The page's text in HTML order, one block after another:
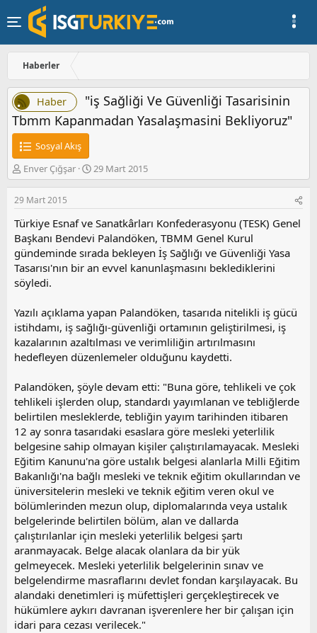
Haberler
Haber
"iş Sağliği Ve Güvenliği Tasarisinin
Tbmm Kapanmadan Yasalaşmasini Bekliyoruz"
Sosyal Akış
K
o
u
y
u
b
a
ş
l
t
a
n
Enver Çığşar
B
a
l
a
n
g
ı
ç
r
i
h
i
29 Mart 2015
29 Mart 2015
Türkiye Esnaf ve Sanatkârları Konfederasyonu (TESK) Genel
Başkanı Bendevi Palandöken, TBMM Genel Kurul
gündeminde sırada bekleyen İş Sağlığı ve Güvenliği Yasa
Tasarısı'nın bir an evvel kanunlaşmasını beklediklerini
söyledi.
Yazılı açıklama yapan Palandöken, tasarıda nitelikli iş gücü
istihdamı, iş sağlığı-güvenliği ortamının geliştirilmesi, iş
kazalarının azaltılması ve verimliliğin artırılmasını
hedefleyen düzenlemeler olduğunu kaydetti.
Palandöken, şöyle devam etti: "Buna göre, tehlikeli ve çok
tehlikeli işlerden olup, standardı yayımlanan ve tebliğlerde
belirtilen mesleklerde, tebliğin yayım tarihinden itibaren
12 ay sonra tasarıdaki esaslara göre mesleki yeterlilik
belgesine sahip olmayan kişiler çalıştırılamayacak. Mesleki
Eğitim Kanunu'na göre ustalık belgesi alanlarla Milli Eğitim
Bakanlığı'na bağlı mesleki ve teknik eğitim okullarından ve
üniversitelerin mesleki ve teknik eğitim veren okul ve
bölümlerinden mezun olup, diplomalarında veya ustalık
belgelerinde belirtilen bölüm, alan ve dallarda
çalıştırılanlar için mesleki yeterlilik belgesi şartı
aranmayacak. Belge alacak olanlara da bir yük
gelmeyecek. Mesleki yeterlilik belgelerinin sınav ve
belgelendirme masraflarını devlet fondan karşılayacak. Bu
alandaki denetimleri iş müfettişleri gerçekleştirecek ve
hükümlere aykırı davranan işverenlere her bir çalışan için
idari para cezası verilecek."